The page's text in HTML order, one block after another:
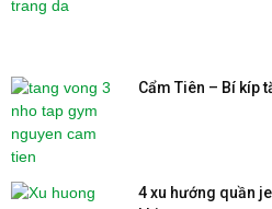
Cẩm Tiên – Bí kíp
4 xu hướng quần